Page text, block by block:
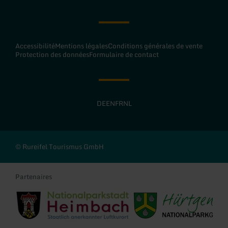
AccessibilitéMentions légalesConditions générales de vente
Protection des donnéesFormulaire de contact
DEENFRNL
© Rureifel Tourismus GmbH
Partenaires
Stadt Heimbach Gemeinde Hürtgenwald